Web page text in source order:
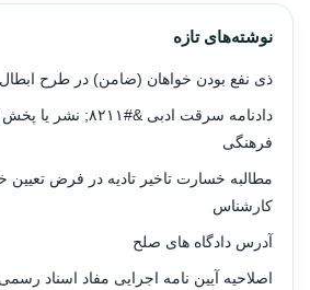
نوشته‌های تازه
ذی نفع بودن خواهان (ضامن) در طرح ابطال
دادنامه سرقت ادبی
فرهنگی
مطالبه خسارت تاخیر تادیه در فرض
کارشناس
آدرس دادگاه های صلح
اصلاحیه آیین نامه اجرایی مفاد اسناد